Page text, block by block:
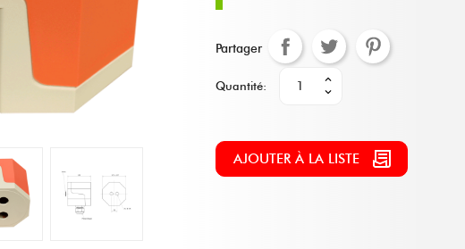
Partager
Quantité:
AJOUTER À LA LISTE